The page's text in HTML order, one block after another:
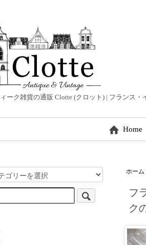
ーク雑貨の通販 Clotte (クロット) | フランス
Home
ホーム
フ
ク